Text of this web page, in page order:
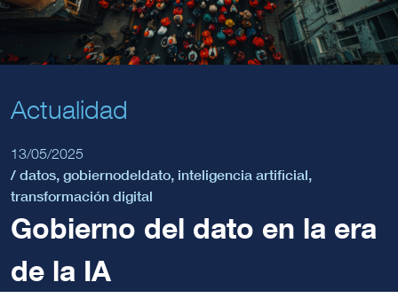
Actualidad
13/05/2025
/ datos, gobiernodeldato, inteligencia artificial,
transformación digital
Gobierno del dato en la era
de la IA